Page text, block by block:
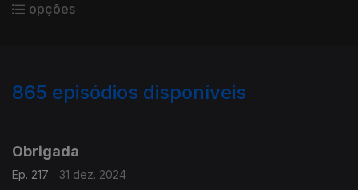
opções
865 episódios disponíveis
Obrigada
Ep. 217
31 dez. 2024